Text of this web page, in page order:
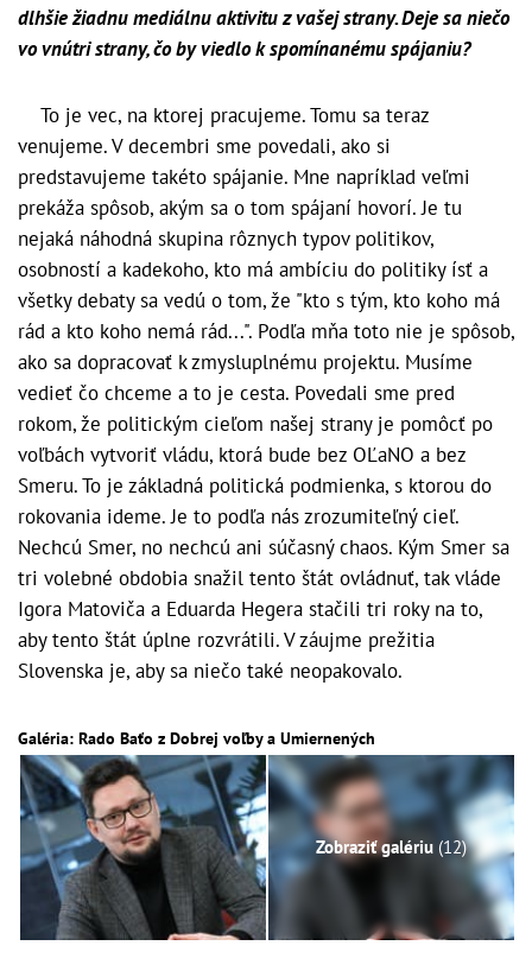
dlhšie žiadnu mediálnu aktivitu z vašej strany. Deje sa niečo
vo vnútri strany, čo by viedlo k spomínanému spájaniu?
To je vec, na ktorej pracujeme. Tomu sa teraz
venujeme. V decembri sme povedali, ako si
predstavujeme takéto spájanie. Mne napríklad veľmi
prekáža spôsob, akým sa o tom spájaní hovorí. Je tu
nejaká náhodná skupina rôznych typov politikov,
osobností a kadekoho, kto má ambíciu do politiky ísť a
všetky debaty sa vedú o tom, že "kto s tým, kto koho má
rád a kto koho nemá rád...". Podľa mňa toto nie je spôsob,
ako sa dopracovať k zmysluplnému projektu. Musíme
vedieť čo chceme a to je cesta. Povedali sme pred
rokom, že politickým cieľom našej strany je pomôcť po
voľbách vytvoriť vládu, ktorá bude bez OĽaNO a bez
Smeru. To je základná politická podmienka, s ktorou do
rokovania ideme. Je to podľa nás zrozumiteľný cieľ.
Nechcú Smer, no nechcú ani súčasný chaos. Kým Smer sa
tri volebné obdobia snažil tento štát ovládnuť, tak vláde
Igora Matoviča a Eduarda Hegera stačili tri roky na to,
aby tento štát úplne rozvrátili. V záujme prežitia
Slovenska je, aby sa niečo také neopakovalo.
Galéria: Rado Baťo z Dobrej voľby a Umiernených
Zobraziť galériu (12)